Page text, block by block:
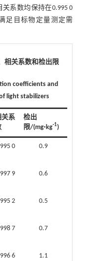
系数均保持在0.995 0
足目标物定量测定需
相关系数和检出限
coefficients and
light stabilizers
关系
检出
限/(mg·kg-1)
0 0.9
9 0.6
2 0.5
7 0.7
6 1.1